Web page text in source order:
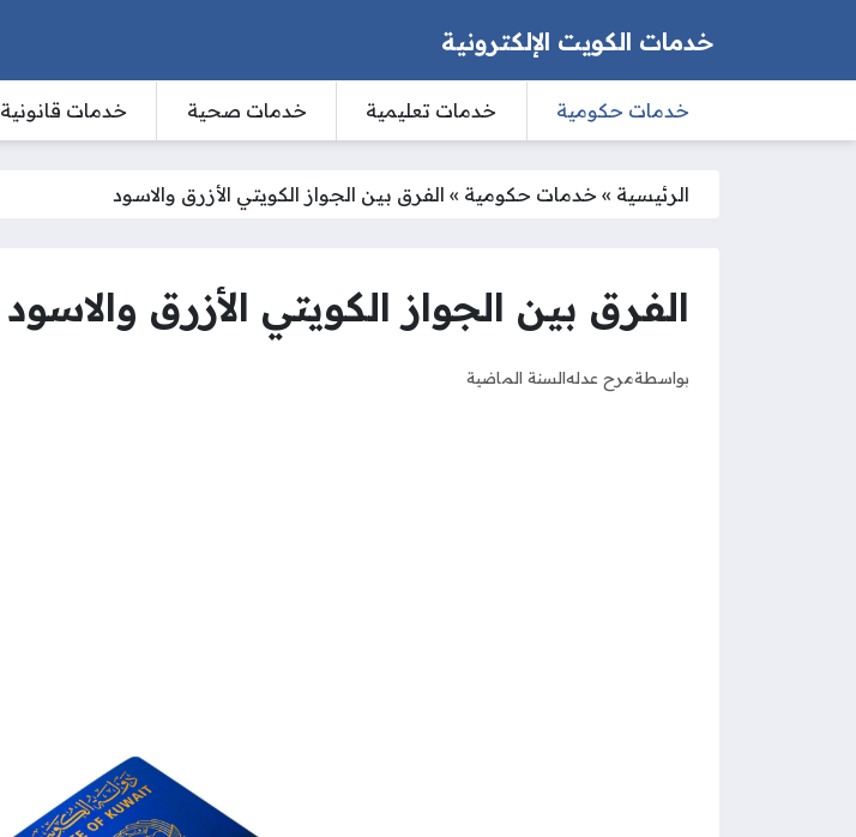
خدمات الكويت الإلكترونية
خدمات حكومية خدمات تعليمية خدمات صحية خدمات قانونية
الرئيسية » خدمات حكومية » الفرق بين الجواز الكويتي الأزرق والاسود
الفرق بين الجواز الكويتي الأزرق والاسود
بواسطةمرح عدلهالسنة الماضية